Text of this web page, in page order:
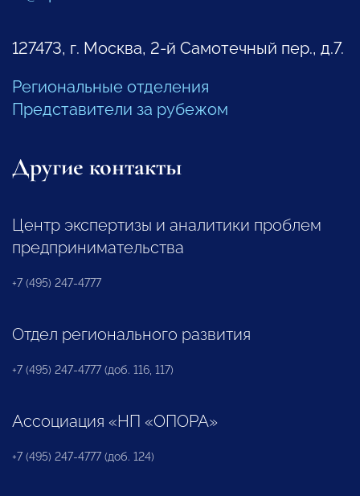
127473, г. Москва, 2-й Самотечный пер., д.7.
Региональные отделения
Представители за рубежом
Другие контакты
Центр экспертизы и аналитики проблем
предпринимательства
+7 (495) 247-4777
Отдел регионального развития
+7 (495) 247-4777 (доб. 116, 117)
Ассоциация «НП «ОПОРА»
+7 (495) 247-4777 (доб. 124)